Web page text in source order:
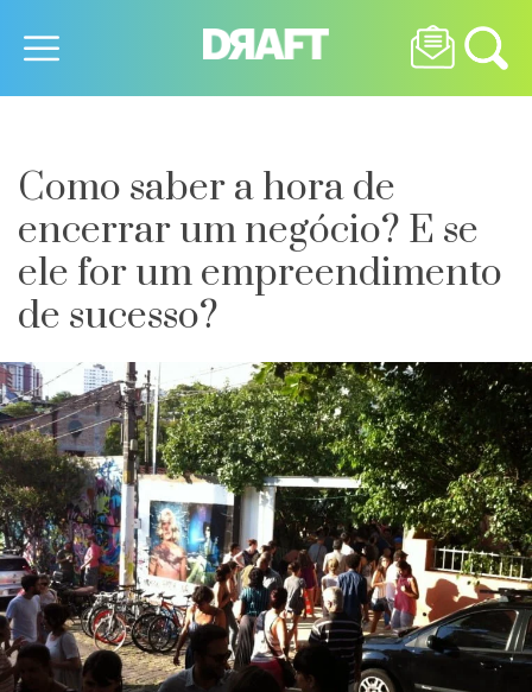
Como saber a hora de
encerrar um negócio? E se
ele for um empreendimento
de sucesso?